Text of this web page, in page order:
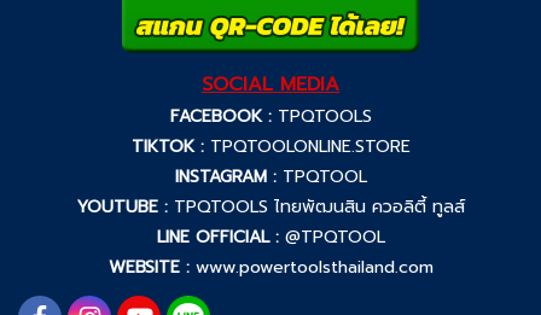
SOCIAL MEDIA
FACEBOOK : TPQTOOLS
TIKTOK : TPQTOOLONLINE.STORE
INSTAGRAM : TPQTOOL
YOUTUBE : TPQTOOLS ไทยพัฒนสิน ควอลิตี้ ทูลส์
LINE OFFICIAL : @TPQTOOL
WEBSITE : www.powertoolsthailand.com